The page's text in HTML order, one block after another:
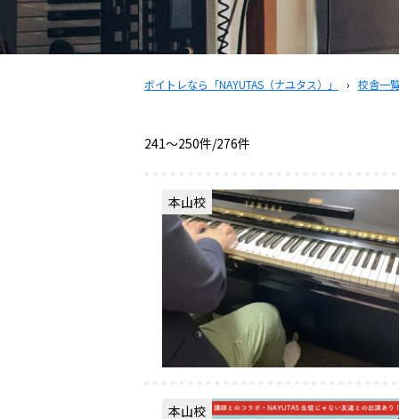
ボイトレなら「NAYUTAS（ナユタス）」 › 校舎一
241〜250件/276件
本山校
本山校